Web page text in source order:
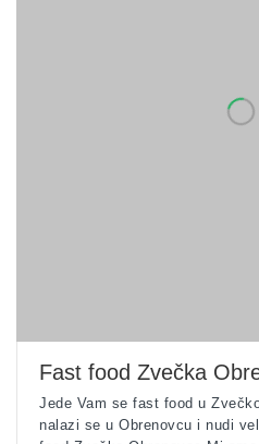
Fast food Zvečka
Jede Vam se fast food u
nalazi se u Obrenovcu i nudi